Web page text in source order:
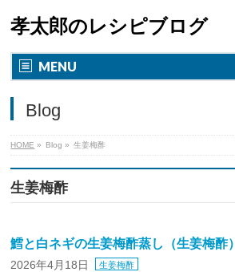
孝太郎のレシピブログ
MENU
Blog
HOME » Blog » 生姜梅酢
生姜梅酢
鱈と白ネギの生姜梅酢蒸し（生姜梅酢）
2026年4月18日 生姜梅酢